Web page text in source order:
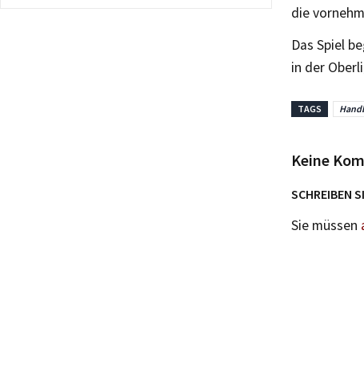
die
Das Spiel
in der
TAGS
Keine
SCHREIBEN
Sie müssen